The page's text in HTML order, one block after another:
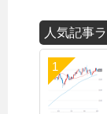
人気記事